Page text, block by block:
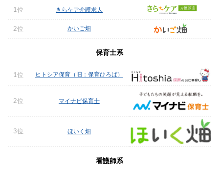
1位 きらケア介護求人
2位 かいご畑
保育士系
1位 ヒトシア保育（旧：保育ひろば）
2位 マイナビ保育士
3位 ほいく畑
看護師系